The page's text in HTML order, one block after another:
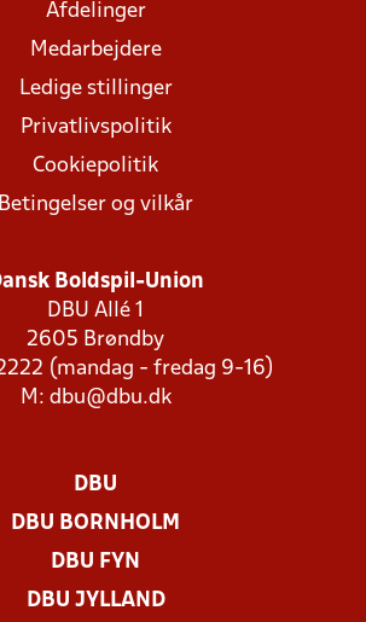
Afdelinger
Medarbejdere
Ledige stillinger
Privatlivspolitik
Cookiepolitik
Betingelser og vilkår
Boldspil-Union
DBU Allé 1
2605 Brøndby
(mandag - fredag 9-16)
M: dbu@dbu.dk
DBU
DBU BORNHOLM
DBU FYN
DBU JYLLAND